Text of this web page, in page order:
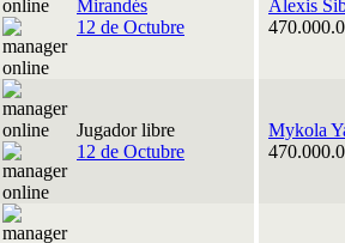
Mirandés
12 de Octubre
Alexis
Jugador libre
12 de Octubre
Mykola